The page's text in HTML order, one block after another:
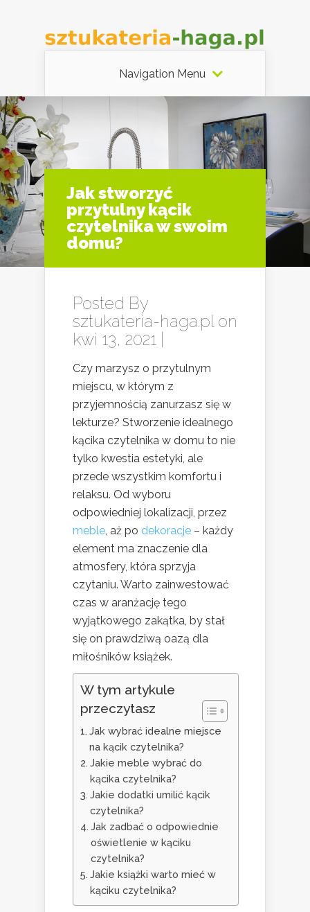
Navigation Menu
Jak stworzyć
przytulny kącik
czytelnika w swoim
domu?
Posted By
sztukateria-haga.plon
kwi 13, 2021 |
Czy marzysz o przytulnym
miejscu, w którym z
przyjemnością zanurzasz się w
lekturze? Stworzenie idealnego
kącika czytelnika w domu to nie
tylko kwestia estetyki, ale
przede wszystkim komfortu i
relaksu. Od wyboru
odpowiedniej lokalizacji, przez
meble, aż po dekoracje – każdy
element ma znaczenie dla
atmosfery, która sprzyja
czytaniu. Warto zainwestować
czas w aranżację tego
wyjątkowego zakątka, by stał
się on prawdziwą oazą dla
miłośników książek.
W tym artykule
przeczytasz
Jak wybrać idealne miejsce
na kącik czytelnika?
Jakie meble wybrać do
kącika czytelnika?
Jakie dodatki umilić kącik
czytelnika?
Jak zadbać o odpowiednie
oświetlenie w kąciku
czytelnika?
Jakie książki warto mieć w
kąciku czytelnika?